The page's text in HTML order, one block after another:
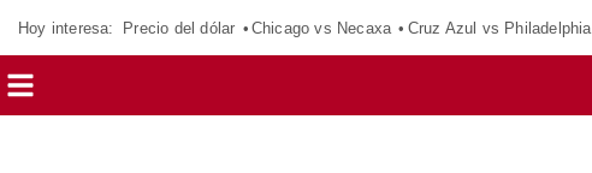
Hoy interesa: Precio del dólar Chicago vs Necaxa Cruz Azul vs Philadelphia